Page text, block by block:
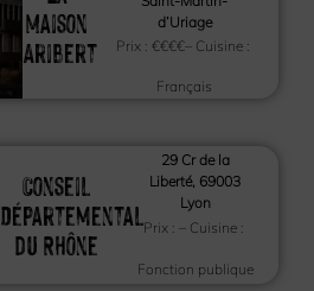
Maison
Aribert
d’Uriage
Prix : €€€€– Cuisine :
Français
Conseil
Départemental
du Rhône
29 Cr de la
Liberté, 69003
Lyon
Prix : – Cuisine :
Fonction publique